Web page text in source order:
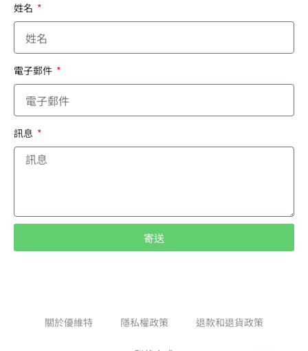
姓名
電子郵件
訊息
寄送
關於優維特 隱私權政策 退款和退貨政策